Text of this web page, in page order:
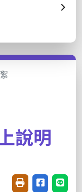
說明
友善列印(開新視
分享至臉書
分享